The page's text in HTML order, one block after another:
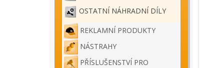
OSTATNÍ NÁHRADNÍ DÍLY
REKLAMNÍ PRODUKTY
NÁSTRAHY
PŘÍSLUŠENSTVÍ PRO